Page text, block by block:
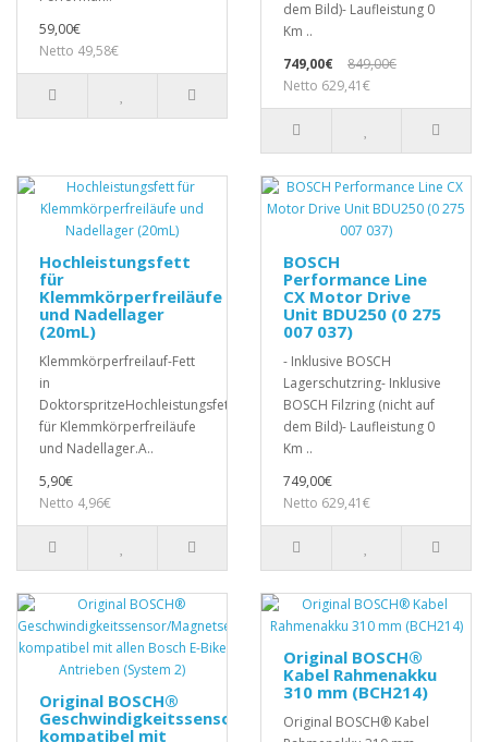
59,00€
Netto 49,58€
dem Bild)- Laufleistung 0
Km ..
749,00€
849,00€
Netto 629,41€
Hochleistungsfett
für
Klemmkörperfreiläufe
und Nadellager
(20mL)
Klemmkörperfreilauf-Fett
in
DoktorspritzeHochleistungsfett
für Klemmkörperfreiläufe
und Nadellager.A..
5,90€
Netto 4,96€
BOSCH
Performance Line
CX Motor Drive
Unit BDU250 (0 275
007 037)
- Inklusive BOSCH
Lagerschutzring- Inklusive
BOSCH Filzring (nicht auf
dem Bild)- Laufleistung 0
Km ..
749,00€
Netto 629,41€
Original BOSCH®
Geschwindigkeitssensor/Magnetsensor
kompatibel mit
Original BOSCH®
Kabel Rahmenakku
310 mm (BCH214)
Original BOSCH® Kabel